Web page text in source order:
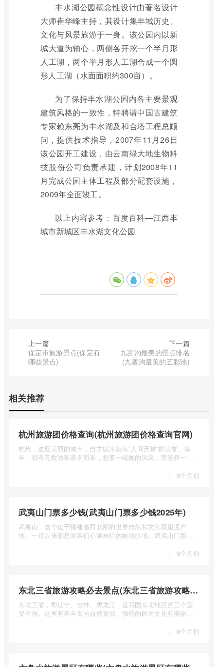
丰水湖公园概念性设计由著名设计
大师崔华峰主持，其设计集丰城历史、
文化与风景旅游于一身。该公园内以新
城大道为轴心，两侧各开挖一个半月形
人工湖，两个半月形人工湖合成一个圆
形人工湖（水面面积约300亩）。
为了保持丰水湖公园内各主要景观
建筑风格的一致性，特聘请中国古建筑
专家赖东亮为丰水湖及和合塔工程总顾
问，提供技术指导，2007年11月26日
该公园开工建设，由云南绿大地生物科
技股份公司负责承建，计划2008年11
月完成公园主体工程及部分配套设施，
2009年全面竣工。
以上内容参考：百度百科—江西丰
城市新城区丰水湖文化公园
上一篇
保定市旅游景点(保定有
哪些景点)
下一篇
九寨沟最美的景点排名
(九寨沟最美的五彩池)
相关推荐
杭州旅游团价格查询(杭州旅游团价格查询官网)
杭州，这座美丽的城市，自古以来就有“人间天堂”的美誉。每
年，都有无数游客慕名而来，想要一睹她的风采。而选择一个
· 8个月前
武夷山门票多少钱(武夷山门票多少钱2025年)
武夷山，这个位于福建省西北部的世界自然和文化双重遗产
地，一直以来都是游客们心驰神往的旅游胜地。武夷山门票多
· 8个月前
东北三省旅游攻略必去景点(东北三省旅游攻略必去景点视频介绍)
东北三省，即辽宁、吉林、黑龙江，是我国东北地区的三个重
要省份。这里有着丰富的自然资源、独特的民俗文化和美丽的
· 8个月前